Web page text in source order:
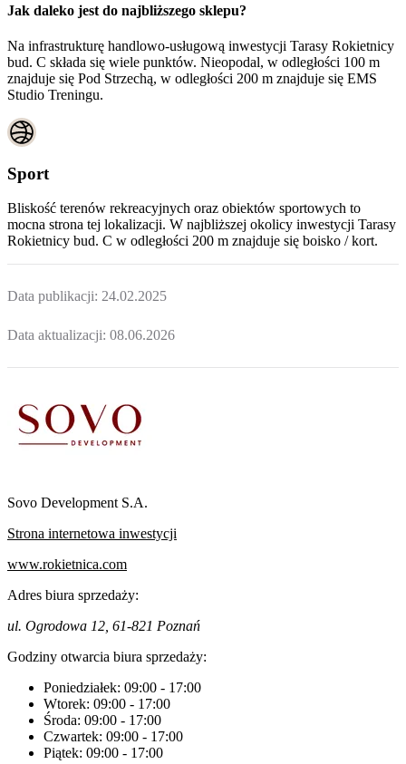
Jak daleko jest do najbliższego sklepu?
Na infrastrukturę handlowo-usługową inwestycji Tarasy Rokietnicy
bud. C składa się wiele punktów. Nieopodal, w odległości 100 m
znajduje się Pod Strzechą, w odległości 200 m znajduje się EMS
Studio Treningu.
Sport
Bliskość terenów rekreacyjnych oraz obiektów sportowych to
mocna strona tej lokalizacji. W najbliższej okolicy inwestycji Tarasy
Rokietnicy bud. C w odległości 200 m znajduje się boisko / kort.
Data publikacji: 24.02.2025
Data aktualizacji: 08.06.2026
Sovo Development S.A.
Strona internetowa inwestycji
www.rokietnica.com
Adres biura sprzedaży:
ul. Ogrodowa 12, 61-821 Poznań
Godziny otwarcia biura sprzedaży:
Poniedziałek: 09:00 - 17:00
Wtorek: 09:00 - 17:00
Środa: 09:00 - 17:00
Czwartek: 09:00 - 17:00
Piątek: 09:00 - 17:00